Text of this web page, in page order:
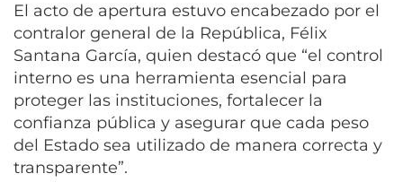
El acto de apertura estuvo encabezado por el
contralor general de la República, Félix
Santana García, quien destacó que “el control
interno es una herramienta esencial para
proteger las instituciones, fortalecer la
confianza pública y asegurar que cada peso
del Estado sea utilizado de manera correcta y
transparente”.